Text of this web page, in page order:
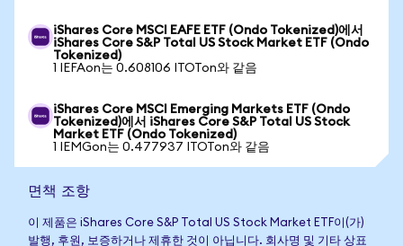
iShares Core MSCI EAFE ETF (Ondo Tokenized)에서
iShares Core S&P Total US Stock Market ETF (Ondo
Tokenized)
1 IEFAon는 0.608106 ITOTon와 같음
iShares Core MSCI Emerging Markets ETF (Ondo
Tokenized)에서 iShares Core S&P Total US Stock
Market ETF (Ondo Tokenized)
1 IEMGon는 0.477937 ITOTon와 같음
면책 조항
이 제품은 iShares Core S&P Total US Stock Market ETF이(가)
발행, 후원, 보증하거나 제휴한 것이 아닙니다. 회사명 및 기타 상표